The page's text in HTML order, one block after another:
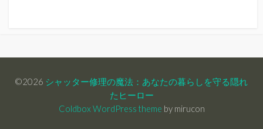
©2026 シャッター修理の魔法：あなたの暮らしを守る隠れ
たヒーロー
Coldbox WordPress theme by mirucon